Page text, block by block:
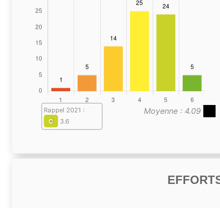
Moyenne : 4.09
Rappel 2021 :
C
3.6